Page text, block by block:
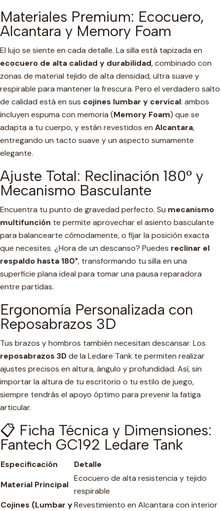
Materiales Premium: Ecocuero,
Alcantara y Memory Foam
El lujo se siente en cada detalle. La silla está tapizada en
ecocuero de alta calidad y durabilidad, combinado con
zonas de material tejido de alta densidad, ultra suave y
respirable para mantener la frescura. Pero el verdadero salto
de calidad está en sus cojines lumbar y cervical: ambos
incluyen espuma con memoria (Memory Foam) que se
adapta a tu cuerpo, y están revestidos en Alcantara,
entregando un tacto suave y un aspecto sumamente
elegante.
Ajuste Total: Reclinación 180° y
Mecanismo Basculante
Encuentra tu punto de gravedad perfecto. Su mecanismo
multifunción te permite aprovechar el asiento basculante
para balancearte cómodamente, o fijar la posición exacta
que necesites. ¿Hora de un descanso? Puedes reclinar el
respaldo hasta 180°, transformando tu silla en una
superficie plana ideal para tomar una pausa reparadora
entre partidas.
Ergonomía Personalizada con
Reposabrazos 3D
Tus brazos y hombros también necesitan descansar. Los
reposabrazos 3Dde la Ledare Tank te permiten realizar
ajustes precisos en altura, ángulo y profundidad. Así, sin
importar la altura de tu escritorio o tu estilo de juego,
siempre tendrás el apoyo óptimo para prevenir la fatiga
articular.
📋 Ficha Técnica y Dimensiones:
Fantech GC192 Ledare Tank
Especificación
Detalle
Material Principal
Ecocuero de alta resistencia y tejido
respirable
Cojines (Lumbar yRevestimiento en Alcantara con interior